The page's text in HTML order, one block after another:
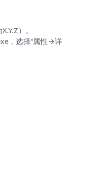
）。
，选择“属性→详